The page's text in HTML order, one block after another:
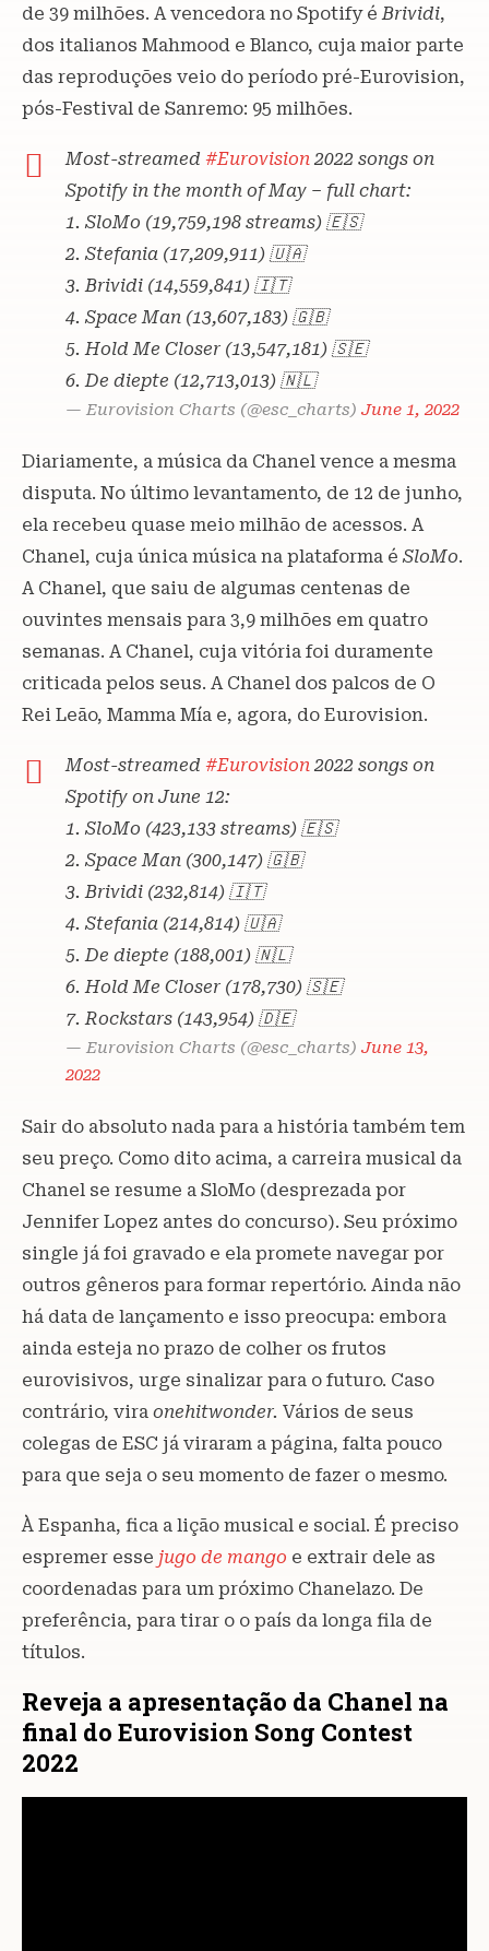
de 39 milhões. A vencedora no Spotify éBrividi,
dos italianos Mahmood e Blanco, cuja maior parte
das reproduções veio do período pré-Eurovision,
pós-Festival de Sanremo: 95 milhões.
Most-streamed #Eurovision 2022 songs on
Spotify in the month of May – full chart:
1. SloMo (19,759,198 streams) 🇪🇸
2. Stefania (17,209,911) 🇺🇦
3. Brividi (14,559,841) 🇮🇹
4. Space Man (13,607,183) 🇬🇧
5. Hold Me Closer (13,547,181) 🇸🇪
6. De diepte (12,713,013) 🇳🇱
— Eurovision Charts (@esc_charts) June 1, 2022
Diariamente, a música da Chanel vence a mesma
disputa. No último levantamento, de 12 de junho,
ela recebeu quase meio milhão de acessos. A
Chanel, cuja única música na plataforma é SloMo.
A Chanel, que saiu de algumas centenas de
ouvintes mensais para 3,9 milhões em quatro
semanas. A Chanel, cuja vitória foi duramente
criticada pelos seus. A Chanel dos palcos de O
Rei Leão, Mamma Mía e, agora, do Eurovision.
Most-streamed #Eurovision 2022 songs on
Spotify on June 12:
1. SloMo (423,133 streams) 🇪🇸
2. Space Man (300,147) 🇬🇧
3. Brividi (232,814) 🇮🇹
4. Stefania (214,814) 🇺🇦
5. De diepte (188,001) 🇳🇱
6. Hold Me Closer (178,730) 🇸🇪
7. Rockstars (143,954) 🇩🇪
— Eurovision Charts (@esc_charts) June 13,
2022
Sair do absoluto nada para a história também tem
seu preço. Como dito acima, a carreira musical da
Chanel se resume a SloMo (desprezada por
Jennifer Lopez antes do concurso). Seu próximo
single já foi gravado e ela promete navegar por
outros gêneros para formar repertório. Ainda não
há data de lançamento e isso preocupa: embora
ainda esteja no prazo de colher os frutos
eurovisivos, urge sinalizar para o futuro. Caso
contrário, vira onehitwonder. Vários de seus
colegas de ESC já viraram a página, falta pouco
para que seja o seu momento de fazer o mesmo.
À Espanha, fica a lição musical e social. É preciso
espremer esse jugo de mango e extrair dele as
coordenadas para um próximo Chanelazo. De
preferência, para tirar o o país da longa fila de
títulos.
Reveja a apresentação da Chanel na
final do Eurovision Song Contest
2022